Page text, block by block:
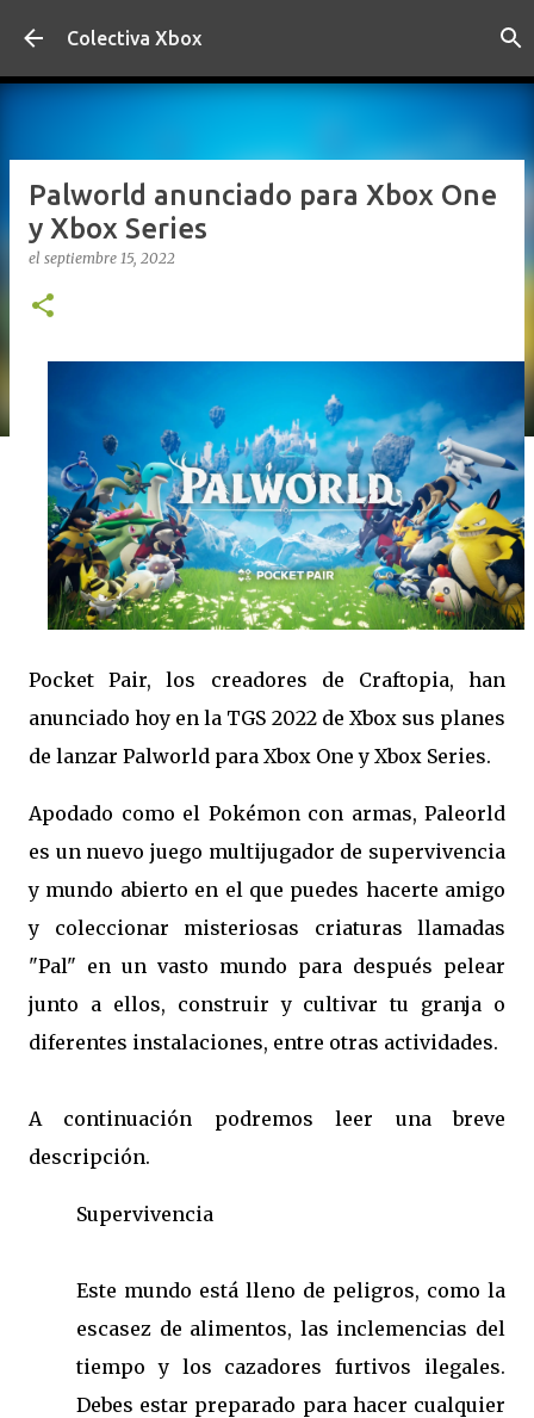
Ir al contenido principal
Colectiva Xbox
Palworld anunciado para Xbox One
y Xbox Series
el septiembre 15, 2022
Pocket Pair, los creadores de Craftopia, han
anunciado hoy en la TGS 2022 de Xbox sus planes
de lanzar Palworld para Xbox One y Xbox Series.
Apodado como el Pokémon con armas, Paleorld
es un nuevo juego multijugador de supervivencia
y mundo abierto en el que puedes hacerte amigo
y coleccionar misteriosas criaturas llamadas
"Pal" en un vasto mundo para después pelear
junto a ellos, construir y cultivar tu granja o
diferentes instalaciones, entre otras actividades.
A continuación podremos leer una breve
descripción.
Supervivencia
Este mundo está lleno de peligros, como la
escasez de alimentos, las inclemencias del
tiempo y los cazadores furtivos ilegales.
Debes estar preparado para hacer cualquier